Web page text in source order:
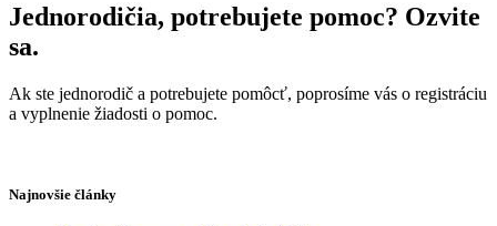
Jednorodičia, potrebujete pomoc? Ozvite
sa.
Ak ste jednorodič a potrebujete pomôcť, poprosíme vás o registráciu
a vyplnenie žiadosti o pomoc.
Najnovšie články